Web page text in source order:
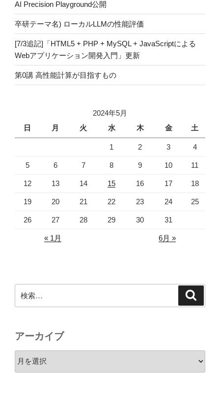
AI Precision Playground公開
卒研テーマ名) ローカルLLMの性能評価
[7/3追記]「HTML5 + PHP + MySQL + JavaScriptによる
Webアプリケーション開発入門」更新
第0講 高性能計算が目指すもの
2024年5月
日
月 火 水 木 金 土
1 2 3 4
5 6 7 8 9 10 11
12 13 14 15 16 17 18
19 20 21 22 23 24 25
26 27 28 29 30 31
« 1月 6月 »
索:
アーカイブ
ー